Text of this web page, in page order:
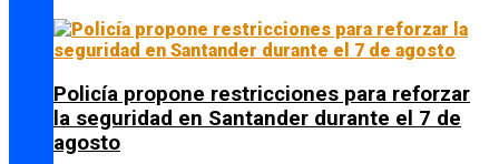
Policía propone restricciones para reforzar
la seguridad en Santander durante el 7 de
agosto